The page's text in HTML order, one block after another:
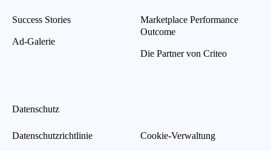
Success Stories
Ad-Galerie
Marketplace Performance
Outcome
Die Partner von Criteo
Datenschutz
Datenschutzrichtlinie Cookie-Verwaltung